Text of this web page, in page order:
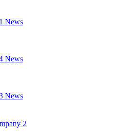
News
News
News
2